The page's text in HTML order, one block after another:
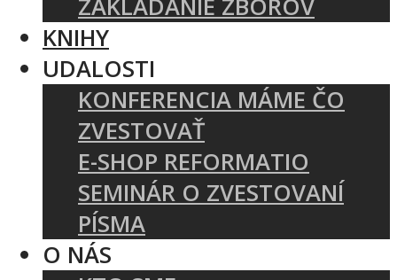
ZAKLADANIE ZBOROV
KNIHY
UDALOSTI
KONFERENCIA MÁME ČO
ZVESTOVAŤ
E-SHOP REFORMATIO
SEMINÁR O ZVESTOVANÍ
PÍSMA
O NÁS